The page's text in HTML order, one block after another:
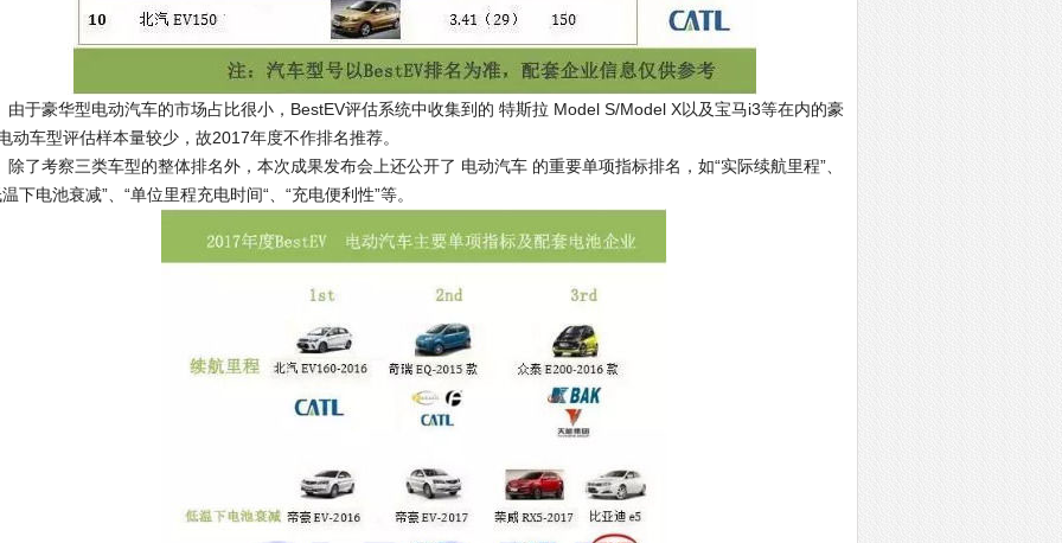
豪华型电动汽车的市场占比很小，BestEV评估系统中收集到的 特斯拉 Model S/Model X以及宝马i3等在内的豪
动车型评估样本量较少，故2017年度不作排名推荐。
考察三类车型的整体排名外，本次成果发布会上还公开了 电动汽车 的重要单项指标排名，如“实际续航里程”、
温下电池衰减”、“单位里程充电时间“、“充电便利性”等。